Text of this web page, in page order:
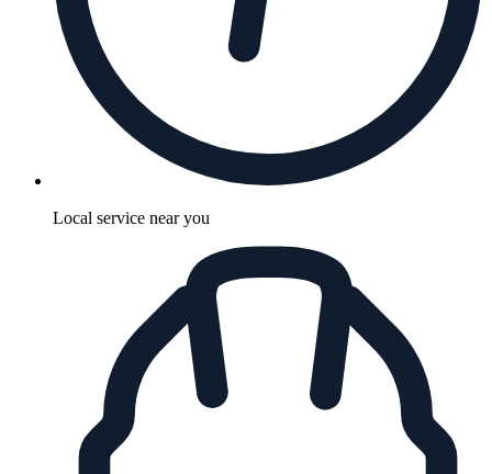
Local service near you